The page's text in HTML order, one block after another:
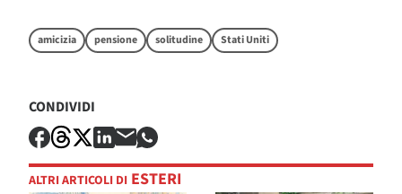
amicizia pensione solitudine Stati Uniti
CONDIVIDI
ALTRI ARTICOLI DI ESTERI